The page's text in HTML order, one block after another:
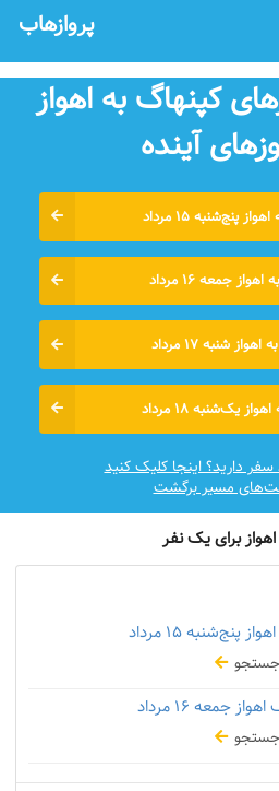
پروازهاب
کپنهاگ به اهواز
آينده
دارید؟ اینجا کلیک کنید
مسیر برگشت
برای یک نفر
پنج‌شنبه۱۵ مرداد
جستجو
اهواز جمعه
جستجو